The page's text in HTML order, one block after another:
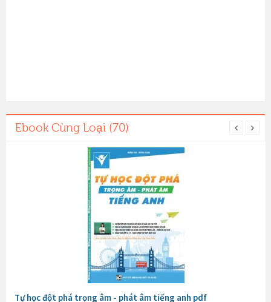
Ebook Cùng Loại (70)
Tự học đột phá trọng âm - phát âm tiếng anh pdf